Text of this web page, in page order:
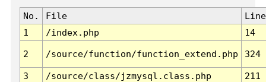
No. File
Line
1
/index.php 14
2 /source/function/function_extend.php 324
3 /source/class/jzmysql.class.php
211